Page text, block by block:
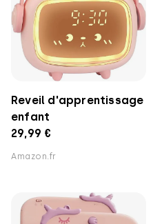
Reveil d'apprentissage
enfant
29,99 €
Amazon.fr